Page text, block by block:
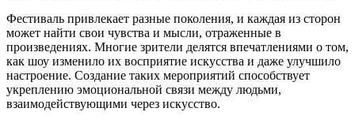
Фестиваль привлекает разные поколения, и каждая из сторон
может найти свои чувства и мысли, отраженные в
произведениях. Многие зрители делятся впечатлениями о том,
как шоу изменило их восприятие искусства и даже улучшило
настроение. Создание таких мероприятий способствует
укреплению эмоциональной связи между людьми,
взаимодействующими через искусство.